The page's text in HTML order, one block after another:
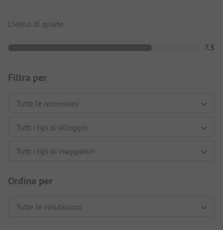
Livello di quiete
7.5
Filtra per
Ordina per